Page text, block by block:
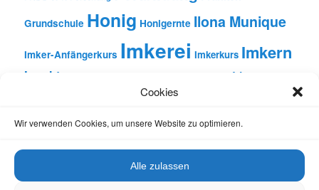
Cookies
Wir verwenden Cookies, um unsere Website zu optimieren.
Alle zulassen
Grundschule Honig Honigernte Ilona Munique
Imker-Anfängerkurs Imkerei Imkerkurs Imkern
Insekten Literatur
Natur Oberfranken
Schulunterricht Unterricht
Vortrag